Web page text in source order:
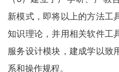
新模式，即将以上的方法工
知识理论，并用相关软件工
服务设计模块，建成学以致
系和操作规程。